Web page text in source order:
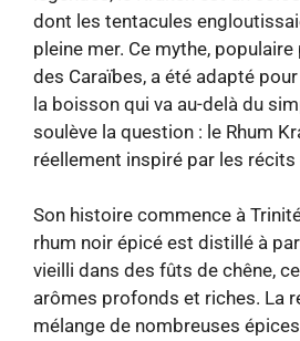
dont les tentacules
pleine mer. Ce mythe,
des Caraïbes, a été adapté
la boisson qui va au-delà du
soulève la question : le Rhum
réellement inspiré par les récits
Son histoire commence à
rhum noir épicé est distillé à
vieilli dans des fûts de chêne,
arômes profonds et riches. La
mélange de nombreuses